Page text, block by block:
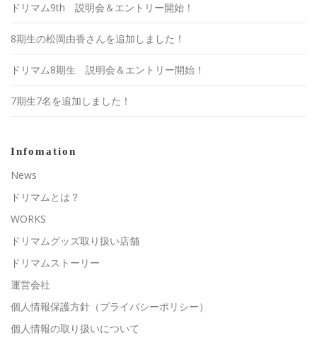
ドリマム9th 説明会＆エントリー開始！
8期生の松岡由香さんを追加しました！
ドリマム8期生 説明会＆エントリー開始！
7期生7名を追加しました！
Infomation
News
ドリマムとは？
WORKS
ドリマムグッズ取り扱い店舗
ドリマムストーリー
運営会社
個人情報保護方針（プライバシーポリシー）
個人情報の取り扱いについて